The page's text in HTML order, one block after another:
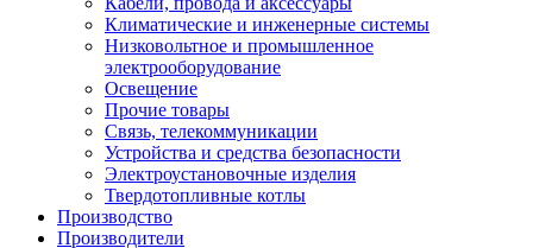
Климатические и инженерные системы
Низковольтное и промышленное
электрооборудование
Освещение
Прочие товары
Связь, телекоммуникации
Устройства и средства безопасности
Электроустановочные изделия
Твердотопливные котлы
Производство
Производители